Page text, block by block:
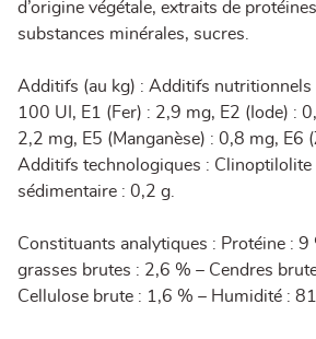
d’origine végétale, extraits de
substances minérales, sucres.
Additifs (au kg) : Additifs nutritionnels
100 UI, E1 (Fer) : 2,9 mg, E2 (Iode) :
2,2 mg, E5 (Manganèse) : 0,8 mg, E6
Additifs technologiques : Clinoptilolite
sédimentaire : 0,2 g.
Constituants analytiques : Protéine : 9
grasses brutes : 2,6 % – Cendres
Cellulose brute : 1,6 % – Humidité :